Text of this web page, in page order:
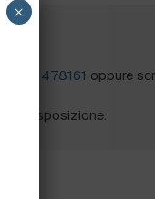
0172 478161 oppure
a disposizione.
×